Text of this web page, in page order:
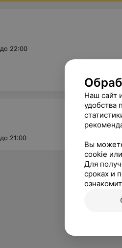
до 22:00
до 21:00
Наш сайт
удобства
Вы
cookie
Для
сроках и